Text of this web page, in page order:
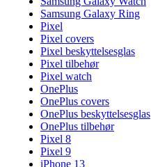
Samsung Galaxy Ring
Pixel
Pixel covers
Pixel beskyttelsesglas
Pixel tilbehør
Pixel watch
OnePlus
OnePlus covers
OnePlus beskyttelsesglas
OnePlus tilbehør
Pixel 8
Pixel 9
iPhone 13